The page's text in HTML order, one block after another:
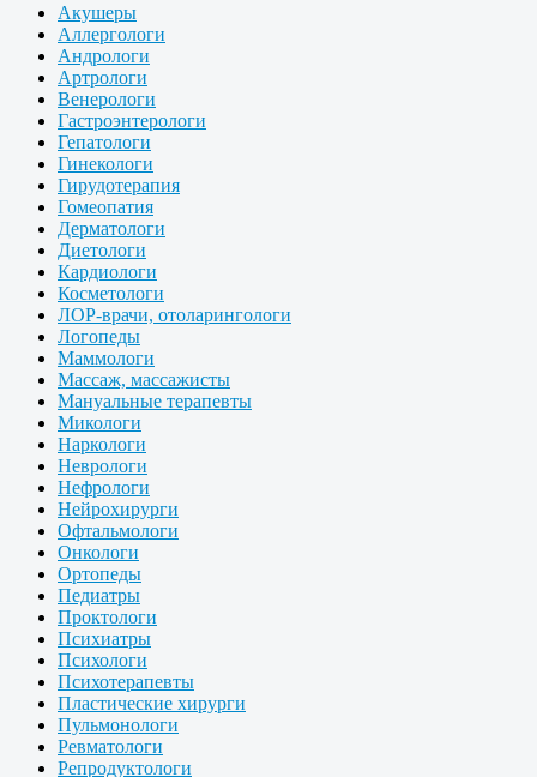
Акушеры
Аллергологи
Андрологи
Артрологи
Венерологи
Гастроэнтерологи
Гепатологи
Гинекологи
Гирудотерапия
Гомеопатия
Дерматологи
Диетологи
Кардиологи
Косметологи
ЛОР-врачи, отоларингологи
Логопеды
Маммологи
Массаж, массажисты
Мануальные терапевты
Микологи
Наркологи
Неврологи
Нефрологи
Нейрохирурги
Офтальмологи
Онкологи
Ортопеды
Педиатры
Проктологи
Психиатры
Психологи
Психотерапевты
Пластические хирурги
Пульмонологи
Ревматологи
Репродуктологи